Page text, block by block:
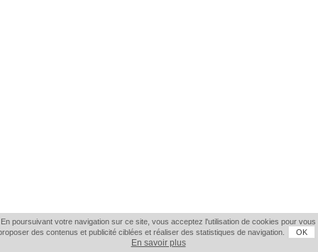
En poursuivant votre navigation sur ce site, vous acceptez l'utilisation de cookies pour vous
des contenus et publicité ciblées et réaliser des statistiques de navigation.
OK
En savoir plus